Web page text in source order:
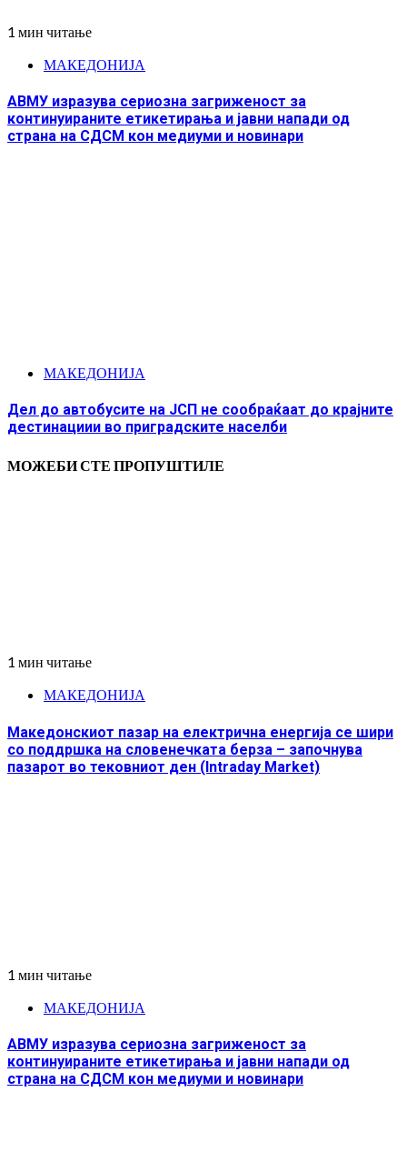
1 мин читање
МАКЕДОНИЈА
АВМУ изразува сериозна загриженост за
континуираните етикетирања и јавни напади од
страна на СДСМ кон медиуми и новинари
МАКЕДОНИЈА
Дел до автобусите на ЈСП не сообраќаат до крајните
дестинациии во приградските населби
МОЖЕБИ СТЕ ПРОПУШТИЛЕ
1 мин читање
МАКЕДОНИЈА
Македонскиот пазар на електрична енергија се шири
со поддршка на словенечката берза – започнува
пазарот во тековниот ден (Intraday Market)
1 мин читање
МАКЕДОНИЈА
АВМУ изразува сериозна загриженост за
континуираните етикетирања и јавни напади од
страна на СДСМ кон медиуми и новинари